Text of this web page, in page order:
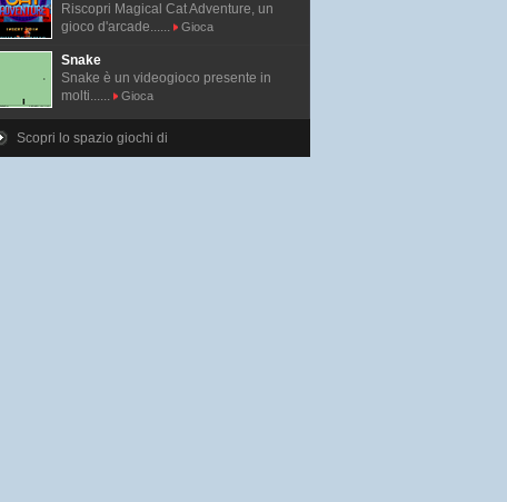
Riscopri Magical Cat Adventure, un
gioco d'arcade......
Gioca
Snake
Snake è un videogioco presente in
molti......
Gioca
Scopri lo spazio giochi di